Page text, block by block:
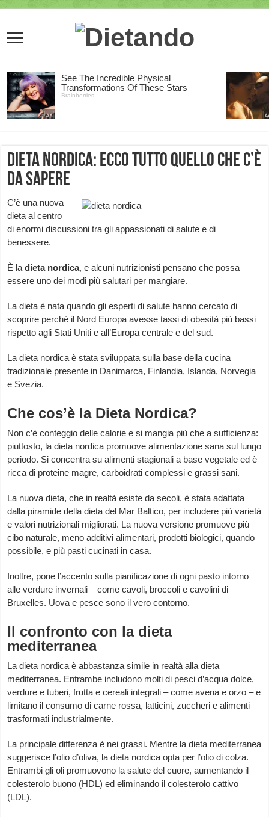
Dieta Nordica: ecco tutto quello che c’è
da sapere
C’è una nuova
dieta al centro
di enormi discussioni tra gli appassionati di salute e di
benessere.
È ladieta nordica, e alcuni nutrizionisti pensano che possa
essere uno dei modi più salutari per mangiare.
La dieta è nata quando gli esperti di salute hanno cercato di
scoprire perché il Nord Europa avesse tassi di obesità più bassi
rispetto agli Stati Uniti e all’Europa centrale e del sud.
La dieta nordica è stata sviluppata sulla base della cucina
tradizionale presente in Danimarca, Finlandia, Islanda, Norvegia
e Svezia.
Che cos’è la Dieta Nordica?
Non c’è conteggio delle calorie e si mangia più che a sufficienza:
piuttosto, la dieta nordica promuove alimentazione sana sul lungo
periodo. Si concentra su alimenti stagionali a base vegetale ed è
ricca di proteine ​​magre, carboidrati complessi e grassi sani.
La nuova dieta, che in realtà esiste da secoli, è stata adattata
dalla piramide della dieta del Mar Baltico, per includere più varietà
e valori nutrizionali migliorati. La nuova versione promuove più
cibo naturale, meno additivi alimentari, prodotti biologici, quando
possibile, e più pasti cucinati in casa.
Inoltre, pone l’accento sulla pianificazione di ogni pasto intorno
alle verdure invernali – come cavoli, broccoli e cavolini di
Bruxelles. Uova e pesce sono il vero contorno.
Il confronto con la dieta
mediterranea
La dieta nordica è abbastanza simile in realtà alla dieta
mediterranea. Entrambe includono molti di pesci d’acqua dolce,
verdure e tuberi, frutta e cereali integrali – come avena e orzo – e
limitano il consumo di carne rossa, latticini, zuccheri e alimenti
trasformati industrialmente.
La principale differenza è nei grassi. Mentre la dieta mediterranea
suggerisce l’olio d’oliva, la dieta nordica opta per l’olio di colza.
Entrambi gli oli promuovono la salute del cuore, aumentando il
colesterolo buono (HDL) ed eliminando il colesterolo cattivo
(LDL).